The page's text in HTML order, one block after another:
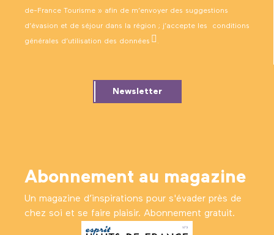
de-France Tourisme » afin de m’envoyer des suggestions
d’évasion et de séjour dans la région ; j’accepte les conditions
générales d’utilisation des données .
Newsletter
Abonnement au magazine
Un magazine d’inspirations pour s'évader près de
chez soi et se faire plaisir. Abonnement gratuit.